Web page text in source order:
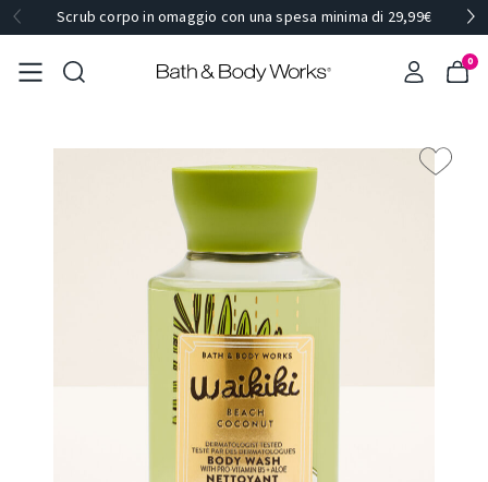
Scrub corpo in omaggio con una spesa minima di 29,99€
0